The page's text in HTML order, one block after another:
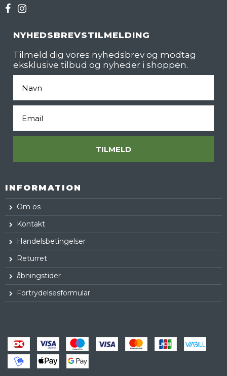
NYHEDSBREVSTILMELDING
Tilmeld dig vores nyhedsbrev og modtag
eksklusive tilbud og nyheder i shoppen.
TILMELD
INFORMATION
Om os
Kontakt
Handelsbetingelser
Returret
åbningstider
Fortrydelsesformular